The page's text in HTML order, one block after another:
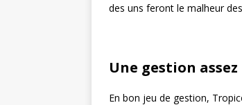
des uns feront le malheur
Une gestion assez
En bon jeu de gestion,